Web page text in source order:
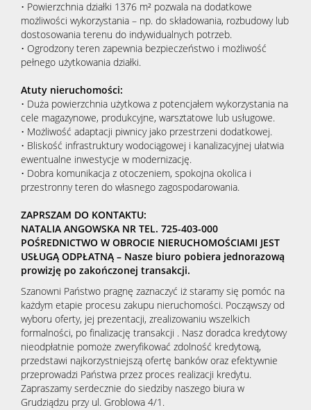
• Powierzchnia działki 1376 m² pozwala na dodatkowe
możliwości wykorzystania – np. do składowania, rozbudowy lub
dostosowania terenu do indywidualnych potrzeb.
• Ogrodzony teren zapewnia bezpieczeństwo i możliwość
pełnego użytkowania działki.
Atuty nieruchomości:
• Duża powierzchnia użytkowa z potencjałem wykorzystania na
cele magazynowe, produkcyjne, warsztatowe lub usługowe.
• Możliwość adaptacji piwnicy jako przestrzeni dodatkowej.
• Bliskość infrastruktury wodociągowej i kanalizacyjnej ułatwia
ewentualne inwestycje w modernizację.
• Dobra komunikacja z otoczeniem, spokojna okolica i
przestronny teren do własnego zagospodarowania.
ZAPRSZAM DO KONTAKTU:
NATALIA ANGOWSKA NR TEL. 725-403-000
POŚREDNICTWO W OBROCIE NIERUCHOMOŚCIAMI JEST
USŁUGĄ ODPŁATNĄ – Nasze biuro pobiera jednorazową
prowizję po zakończonej transakcji.
Szanowni Państwo pragnę zaznaczyć iż staramy się pomóc na
każdym etapie procesu zakupu nieruchomości. Począwszy od
wyboru oferty, jej prezentacji, zrealizowaniu wszelkich
formalności, po finalizację transakcji . Nasz doradca kredytowy
nieodpłatnie pomoże zweryfikować zdolność kredytową,
przedstawi najkorzystniejszą ofertę banków oraz efektywnie
przeprowadzi Państwa przez proces realizacji kredytu.
Zapraszamy serdecznie do siedziby naszego biura w
Grudziądzu przy ul. Groblowa 4/1.